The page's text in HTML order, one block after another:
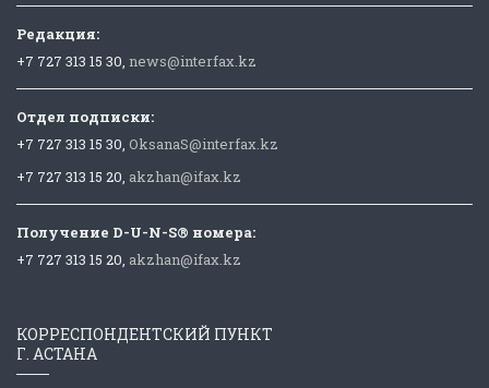
Редакция:
+7 727 313 15 30, news@interfax.kz
Отдел подписки:
+7 727 313 15 30, OksanaS@interfax.kz
+7 727 313 15 20, akzhan@ifax.kz
Получение D-U-N-S® номера:
+7 727 313 15 20, akzhan@ifax.kz
КОРРЕСПОНДЕНТСКИЙ ПУНКТ
Г. АСТАНА